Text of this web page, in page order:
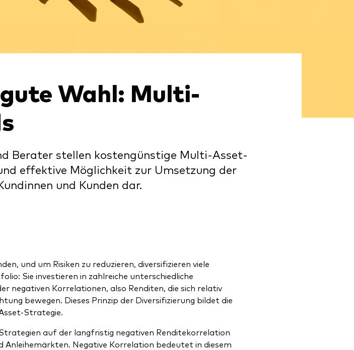
Wahl: Multi-
Berater stellen kostengünstige Multi-Asset-
effektive Möglichkeit zur Umsetzung der
und Kunden dar.
und um Risiken zu reduzieren, diversifizieren viele
Sie investieren in zahlreiche unterschiedliche
negativen Korrelationen, also Renditen, die sich relativ
bewegen. Dieses Prinzip der Diversifizierung bildet die
Strategie.
auf der langfristig negativen Renditekorrelation
Anleihemärkten. Negative Korrelation bedeutet in diesem